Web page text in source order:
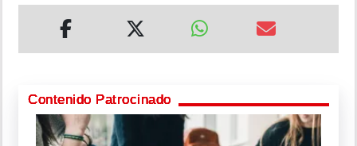
Contenido Patrocinado